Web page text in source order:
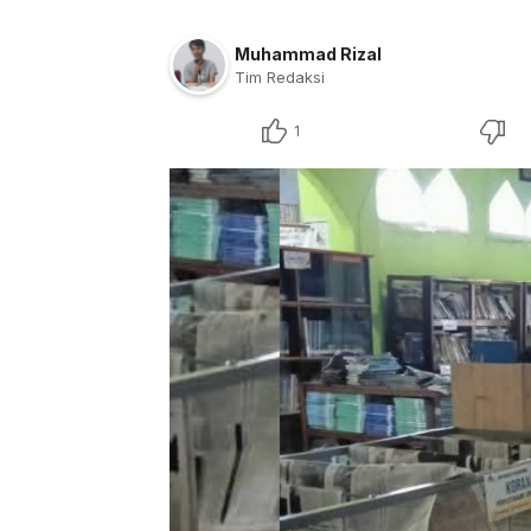
Muhammad Rizal
Tim Redaksi
1